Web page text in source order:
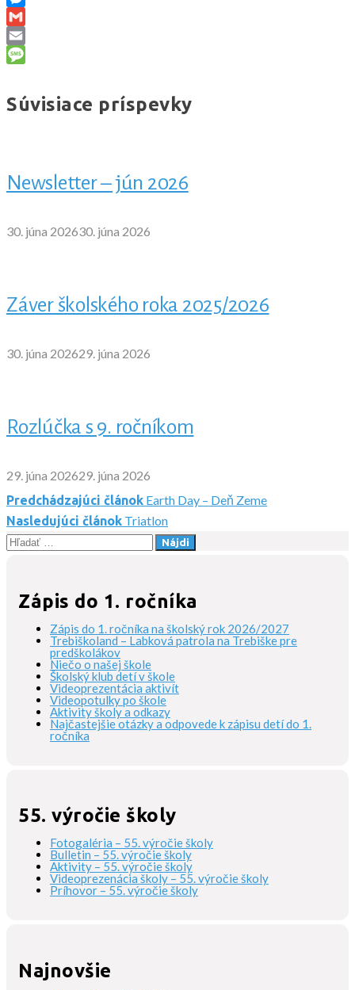
Messenger
Gmail
Email
Súvisiace príspevky
Newsletter – jún 2026
30. júna 202630. júna 2026
Záver školského roka 2025/2026
30. júna 202629. júna 2026
Rozlúčka s 9. ročníkom
29. júna 202629. júna 2026
Navigácia
v
článku
Predchádzajúci článok Earth Day – Deň Zeme
Nasledujúci článok Triatlon
Hľadať:
Zápis do 1. ročníka
Zápis do 1. ročníka na školský rok 2026/2027
Trebiškoland – Labková patrola na Trebiške pre
predškolákov
Niečo o našej škole
Školský klub detí v škole
Videoprezentácia aktivít
Videopotulky po škole
Aktivity školy a odkazy
Najčastejšie otázky a odpovede k zápisu detí do 1.
ročníka
55. výročie školy
Fotogaléria – 55. výročie školy
Bulletin – 55. výročie školy
Aktivity – 55. výročie školy
Videoprezenácia školy – 55. výročie školy
Príhovor – 55. výročie školy
Najnovšie